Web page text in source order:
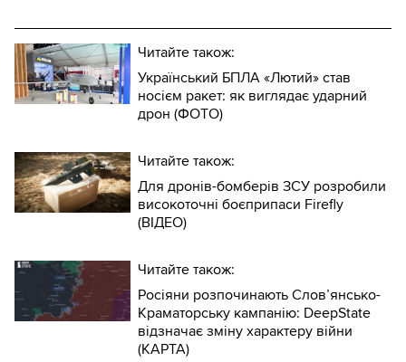
Читайте також:
Український БПЛА «Лютий» став
носієм ракет: як виглядає ударний
дрон (ФОТО)
Читайте також:
Для дронів-бомберів ЗСУ розробили
високоточні боєприпаси Firefly
(ВІДЕО)
Читайте також:
Росіяни розпочинають Слов’янсько-
Краматорську кампанію: DeepState
відзначає зміну характеру війни
(КАРТА)